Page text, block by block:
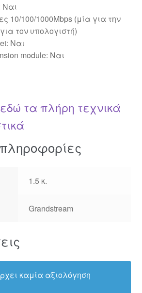
10/100/1000Mbps (μία για την
τον υπολογιστή)
Ναι
module: Ναι
τα πλήρη τεχνικά
1.5 κ.
Grandstream
καμία αξιολόγηση